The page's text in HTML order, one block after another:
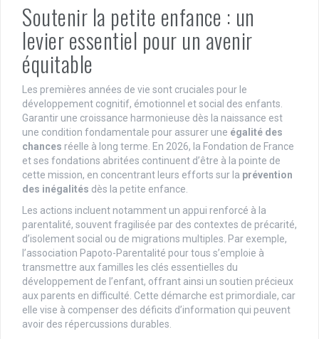
Soutenir la petite enfance : un
levier essentiel pour un avenir
équitable
Les premières années de vie sont cruciales pour le
développement cognitif, émotionnel et social des enfants.
Garantir une croissance harmonieuse dès la naissance est
une condition fondamentale pour assurer une égalité des
chances réelle à long terme. En 2026, la Fondation de France
et ses fondations abritées continuent d’être à la pointe de
cette mission, en concentrant leurs efforts sur la prévention
des inégalités dès la petite enfance.
Les actions incluent notamment un appui renforcé à la
parentalité, souvent fragilisée par des contextes de précarité,
d’isolement social ou de migrations multiples. Par exemple,
l’association Papoto-Parentalité pour tous s’emploie à
transmettre aux familles les clés essentielles du
développement de l’enfant, offrant ainsi un soutien précieux
aux parents en difficulté. Cette démarche est primordiale, car
elle vise à compenser des déficits d’information qui peuvent
avoir des répercussions durables.